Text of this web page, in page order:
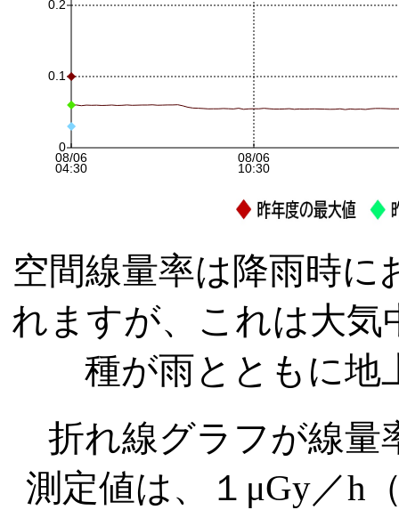
空間線量率は降雨時
れますが、これは大気
種が雨とともに地
折れ線グラフが線量
測定値は、１μGy／h